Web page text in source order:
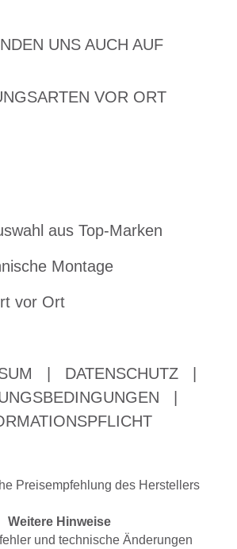
UNS AUCH AUF
VOR ORT
aus Top-Marken
Montage
vor Ort
DATENSCHUTZ
Preisempfehlung des Herstellers
Weitere Hinweise
und technische Änderungen